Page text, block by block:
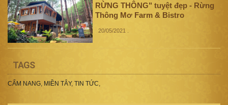
RỪNG THÔNG" tuyệt đẹp - Rừng
Thông Mơ Farm & Bistro
20/05/2021
TAGS
CẨM NANG, MIỀN TÂY, TIN TỨC,